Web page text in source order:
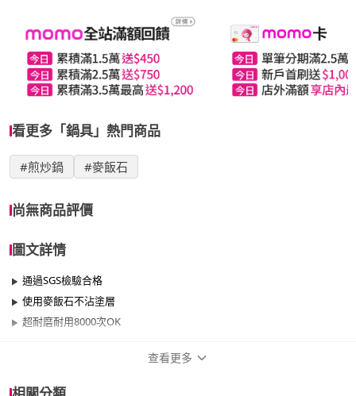
看更多「鍋具」熱門商品
#煎炒鍋 #麥飯石
尚無商品評價
圖文詳情
通過SGS檢驗合格
使用麥飯石不沾塗層
超耐磨耐用8000次OK
查看更多